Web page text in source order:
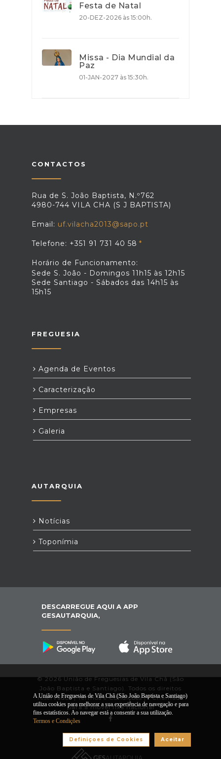
Festa de Natal
20-DEZ-2026 às 15:00h.
Missa - Dia Mundial da
Paz
01-JAN-2027 às 15:30h.
CONTACTOS
Rua de S. João Baptista, N.º762
4980-744 VILA CHA (S J BAPTISTA)
Email: uf.vilacha2013@sapo.pt
Telefone: +351 91 731 40 58
Horário de Funcionamento:
Sede S. João - Domingos 11h15 às 12h15
Sede Santiago - Sábados das 14h15 às
15h15
FREGUESIA
Agenda de Eventos
Caracterização
Empresas
Galeria
AUTARQUIA
Notícias
Toponímia
DESCARREGUE AQUI A APP
GESAUTARQUIA,
© 2026 União de Freguesias de Vila Chã (São
João Baptista e Santiago). Todos os direitos
reservados |Termos e Condições|*Chamada
para a móvel fixa nacional
Desenvolvido por:
A União de Freguesias de Vila Chã (São João Baptista e Santiago)
utiliza cookies para melhorar a sua experiência de navegação e para
fins estatísticos. Ao navegar está a consentir a sua utilização.
Termos e Condições
Aceitar
Definiçoes de Cookies